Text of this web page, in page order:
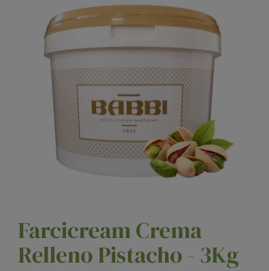
Farcicream Crema
Relleno Pistacho - 3Kg